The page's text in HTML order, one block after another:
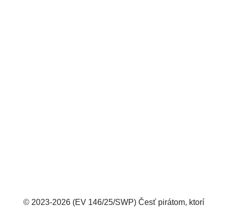
© 2023-2026 (EV 146/25/SWP) Česť pirátom, ktorí